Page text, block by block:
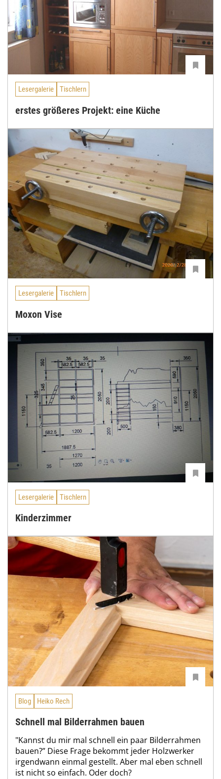
Lesergalerie Tischlern
erstes größeres Projekt: eine Küche
Lesergalerie Tischlern
Moxon Vise
Lesergalerie Tischlern
Kinderzimmer
Blog Heiko Rech
Schnell mal Bilderrahmen bauen
"Kannst du mir mal schnell ein paar Bilderrahmen
bauen?” Diese Frage bekommt jeder Holzwerker
irgendwann einmal gestellt. Aber mal eben schnell
ist nicht so einfach. Oder doch?